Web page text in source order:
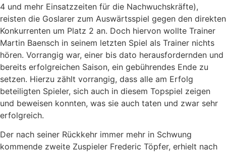
4 und mehr Einsatzzeiten für die Nachwuchskräfte),
reisten die Goslarer zum Auswärtsspiel gegen den direkten
Konkurrenten um Platz 2 an. Doch hiervon wollte Trainer
Martin Baensch in seinem letzten Spiel als Trainer nichts
hören. Vorrangig war, einer bis dato herausfordernden und
bereits erfolgreichen Saison, ein gebührendes Ende zu
setzen. Hierzu zählt vorrangig, dass alle am Erfolg
beteiligten Spieler, sich auch in diesem Topspiel zeigen
und beweisen konnten, was sie auch taten und zwar sehr
erfolgreich.
Der nach seiner Rückkehr immer mehr in Schwung
kommende zweite Zuspieler Frederic Töpfer, erhielt nach